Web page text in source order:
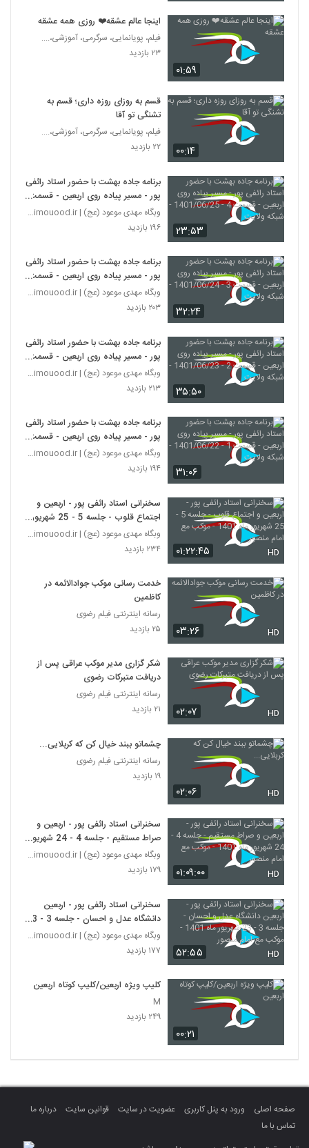
۰۱:۵۹
اینجا عالم عشقه❤️ روزی همه عشقه
فیلم، پویانمایی، سرگرمی، آموزشی،....
۲۳ بازدید
۰۰:۱۴
قسم به روزای روزه داری؛ قسم به
تشنگی تو آقا
فیلم، پویانمایی، سرگرمی، آموزشی،....
۲۲ بازدید
۲۳:۵۳
برنامه جاده بهشت با حضور استاد رائفی
پور - مسیر پیاده روی اربعین - قسمت
4 - 1401/06/25 - شبکه ولایت
وبگاه مهدی موعود (عج) | mahdimouood.ir
۱۹۶ بازدید
۳۲:۲۴
برنامه جاده بهشت با حضور استاد رائفی
پور - مسیر پیاده روی اربعین - قسمت
3 - 1401/06/24 - شبکه ولایت
وبگاه مهدی موعود (عج) | mahdimouood.ir
۲۰۳ بازدید
۳۵:۵۰
برنامه جاده بهشت با حضور استاد رائفی
پور - مسیر پیاده روی اربعین - قسمت
2 - 1401/06/23 - شبکه ولایت
وبگاه مهدی موعود (عج) | mahdimouood.ir
۲۱۳ بازدید
۳۱:۰۶
برنامه جاده بهشت با حضور استاد رائفی
پور - مسیر پیاده روی اربعین - قسمت
1 - 1401/06/22 - شبکه ولایت
وبگاه مهدی موعود (عج) | mahdimouood.ir
۱۹۴ بازدید
۰۱:۲۲:۴۵ HD
سخنرانی استاد رائفی پور - اربعین و
اجتماع قلوب - جلسه 5 - 25 شهریور
ماه 1401 - موکب مع امام منصور
وبگاه مهدی موعود (عج) | mahdimouood.ir
۲۳۴ بازدید
۰۳:۲۶ HD
خدمت رسانی موکب جوادالائمه در
کاظمین
رسانه اینترنتی فیلم رضوی
۲۵ بازدید
۰۲:۰۷ HD
شکر گزاری مدیر موکب عراقی پس از
دریافت متبرکات رضوی
رسانه اینترنتی فیلم رضوی
۲۱ بازدید
۰۲:۰۶ HD
چشماتو ببند خیال کن که کربلایی...
رسانه اینترنتی فیلم رضوی
۱۹ بازدید
۰۱:۰۹:۰۰ HD
سخنرانی استاد رائفی‌‌‌‌ پور - اربعین و
صراط مستقیم - جلسه 4 - 24 شهریور
ماه 1401 - موکب مع امام منصور
وبگاه مهدی موعود (عج) | mahdimouood.ir
۱۷۹ بازدید
۵۲:۵۵ HD
سخنرانی استاد رائفی‌‌‌‌ پور - اربعین
دانشگاه عدل و احسان - جلسه 3 - 23
شهریور ماه 1401 - موکب مع امام
منصور
وبگاه مهدی موعود (عج) | mahdimouood.ir
۱۷۷ بازدید
۰۰:۲۱
کلیپ ویژه اربعین/کلیپ کوتاه اربعین
M
۲۴۹ بازدید
صفحه اصلی ورود به پنل کاربری عضویت در سایت قوانین سایت
درباره ما
تماس با ما